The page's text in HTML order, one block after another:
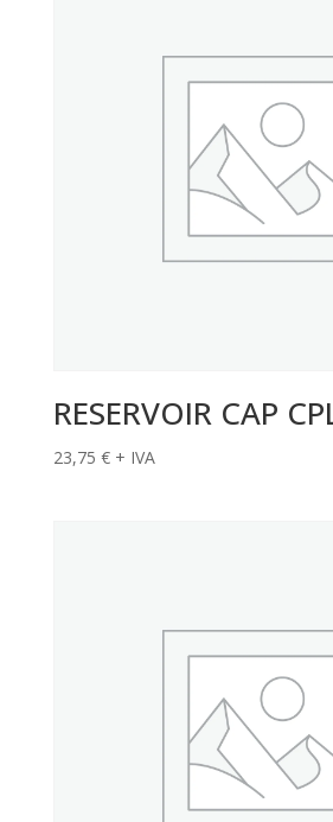
RESERVOIR CAP
23,75 € + IVA